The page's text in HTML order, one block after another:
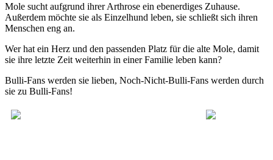
Mole sucht aufgrund ihrer Arthrose ein ebenerdiges Zuhause.
Außerdem möchte sie als Einzelhund leben, sie schließt sich ihren
Menschen eng an.
Wer hat ein Herz und den passenden Platz für die alte Mole, damit
sie ihre letzte Zeit weiterhin in einer Familie leben kann?
Bulli-Fans werden sie lieben, Noch-Nicht-Bulli-Fans werden durch
sie zu Bulli-Fans!